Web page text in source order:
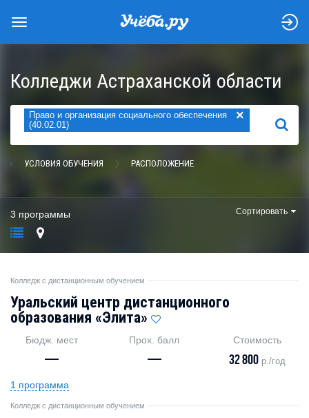
Колледжи Астраханской области
Право и организация социального обеспечения
(40.02.01)
×
НАЙТИ
УСЛОВИЯ ОБУЧЕНИЯ РАСПОЛОЖЕНИЕ
3 программы Сортировать
Колледж с дистанционным обучением
Уральский центр дистанционного
образования «Элита»
Бюдж. мест
—
Прох. балл
—
Стоимость
32 800 р./год
1 программа
Колледж с дистанционным обучением